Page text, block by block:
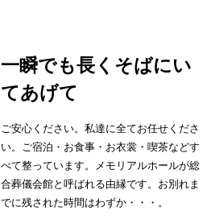
一瞬でも長くそばにい
てあげて
ご安心ください。私達に全てお任せくださ
い。
ご宿泊・お食事・お衣裳・喫茶などす
べて整っています。
メモリアルホールが総
合葬儀会館と呼ばれる由縁です。 お別れま
でに残された時間はわずか・・・。